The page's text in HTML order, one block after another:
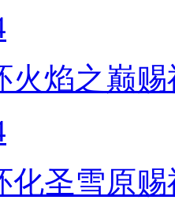
火焰之巅赐
化圣雪原赐